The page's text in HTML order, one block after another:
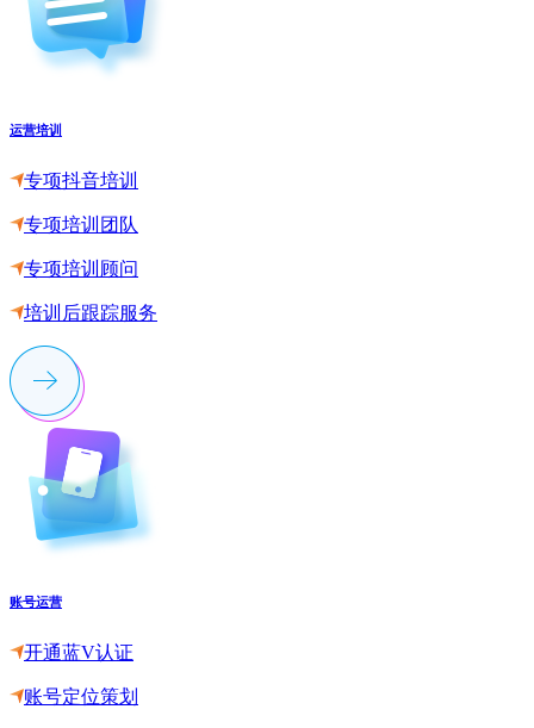
运营培训
专项抖音培训
专项培训团队
专项培训顾问
培训后跟踪服务
账号运营
开通蓝V认证
账号定位策划